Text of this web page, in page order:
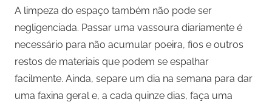
A limpeza do espaço também não pode ser
negligenciada. Passar uma vassoura diariamente é
necessário para não acumular poeira, fios e outros
restos de materiais que podem se espalhar
facilmente. Ainda, separe um dia na semana para dar
uma faxina geral e, a cada quinze dias, faça uma